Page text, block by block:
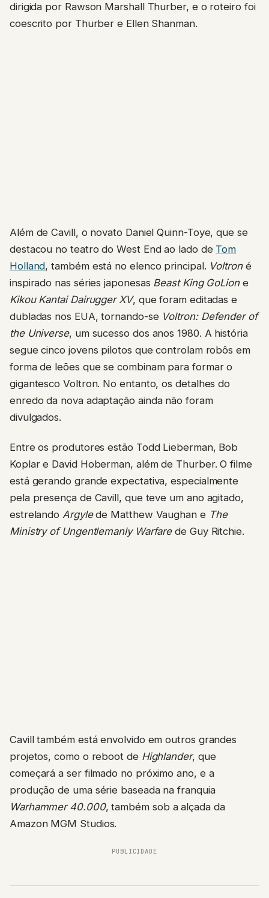
dirigida por Rawson Marshall Thurber, e o roteiro foi
coescrito por Thurber e Ellen Shanman.
Além de Cavill, o novato Daniel Quinn-Toye, que se
destacou no teatro do West End ao lado de Tom
Holland, também está no elenco principal. Voltroné
inspirado nas séries japonesas Beast King GoLione
Kikou Kantai Dairugger XV, que foram editadas e
dubladas nos EUA, tornando-se Voltron: Defender of
the Universe, um sucesso dos anos 1980. A história
segue cinco jovens pilotos que controlam robôs em
forma de leões que se combinam para formar o
gigantesco Voltron. No entanto, os detalhes do
enredo da nova adaptação ainda não foram
divulgados.
Entre os produtores estão Todd Lieberman, Bob
Koplar e David Hoberman, além de Thurber. O filme
está gerando grande expectativa, especialmente
pela presença de Cavill, que teve um ano agitado,
estrelandoArgylede Matthew Vaughan e The
Ministry of Ungentlemanly Warfarede Guy Ritchie.
Cavill também está envolvido em outros grandes
projetos, como o reboot de Highlander, que
começará a ser filmado no próximo ano, e a
produção de uma série baseada na franquia
Warhammer 40.000, também sob a alçada da
Amazon MGM Studios.
PUBLICIDADE